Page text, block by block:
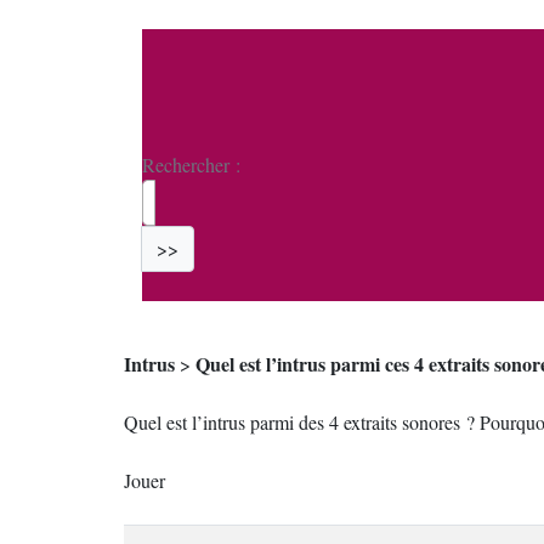
Rechercher :
>>
Intrus > Quel est l’intrus parmi ces 4 extraits
Quel est l’intrus parmi des 4 extraits sonores ?
Jouer